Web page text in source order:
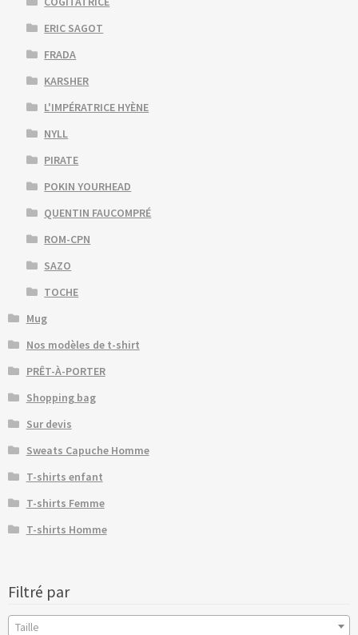
ERIC SAGOT
FRADA
KARSHER
L'IMPÉRATRICE HYÈNE
NYLL
PIRATE
POKIN YOURHEAD
QUENTIN FAUCOMPRÉ
ROM-CPN
SAZO
TOCHE
Mug
Nos modèles de t-shirt
PRÊT-À-PORTER
Shopping bag
Sur devis
Sweats Capuche Homme
T-shirts enfant
T-shirts Femme
T-shirts Homme
Filtré par
Taille